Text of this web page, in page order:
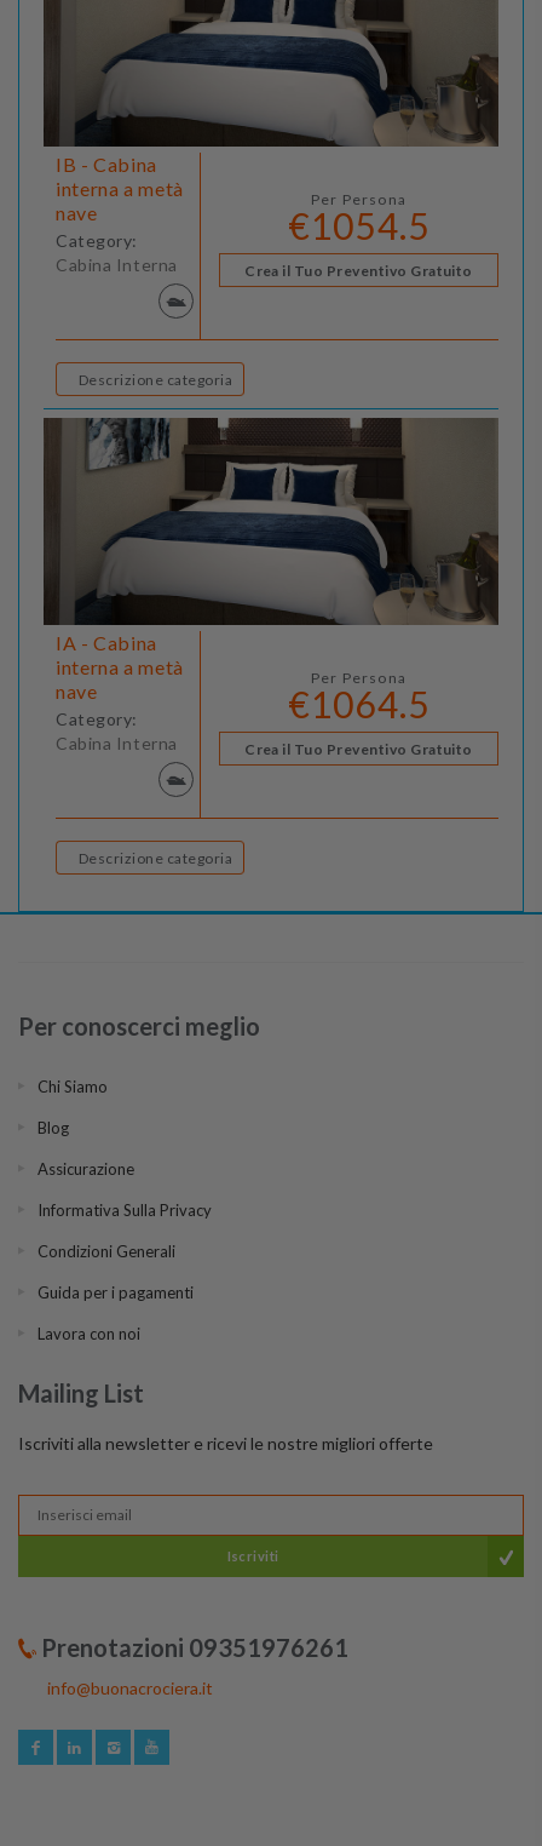
IB - Cabina
interna a metà
nave
Category:
Cabina Interna
Per Persona
€1054.5
Crea il Tuo Preventivo Gratuito
Descrizione categoria
IA - Cabina
interna a metà
nave
Category:
Cabina Interna
Per Persona
€1064.5
Crea il Tuo Preventivo Gratuito
Descrizione categoria
Per conoscerci meglio
Chi Siamo
Blog
Assicurazione
Informativa Sulla Privacy
Condizioni Generali
Guida per i pagamenti
Lavora con noi
Mailing List
Iscriviti alla newsletter e ricevi le nostre migliori offerte
Iscriviti
Prenotazioni 09351976261
info@buonacrociera.it